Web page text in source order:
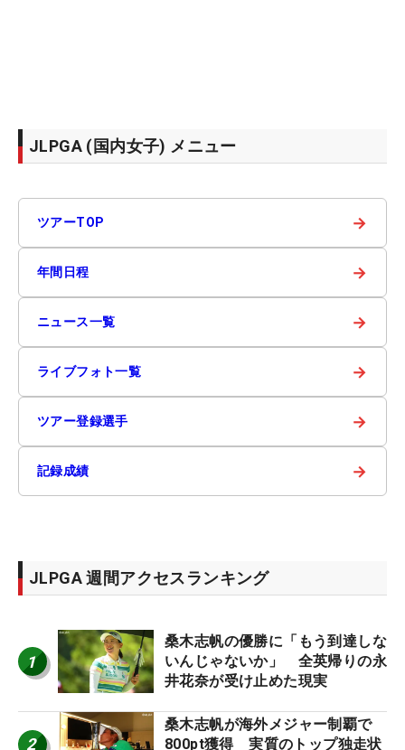
JLPGA (国内女子) メニュー
ツアーTOP →
年間日程 →
ニュース一覧 →
ライブフォト一覧 →
ツアー登録選手 →
記録成績 →
JLPGA 週間アクセスランキング
1
桑木志帆の優勝に「もう到達しな
いんじゃないか」 全英帰りの永
井花奈が受け止めた現実
2
桑木志帆が海外メジャー制覇で
800pt獲得 実質のトップ独走状